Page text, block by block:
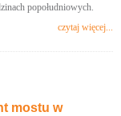
popołudniowych.
czytaj więcej...
mostu w